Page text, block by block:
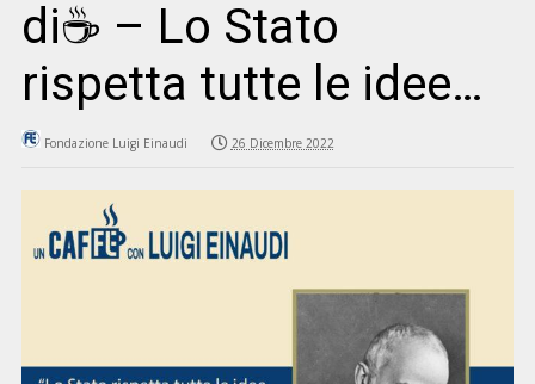
di☕ – Lo Stato
rispetta tutte le idee…
Fondazione Luigi Einaudi 26 Dicembre 2022